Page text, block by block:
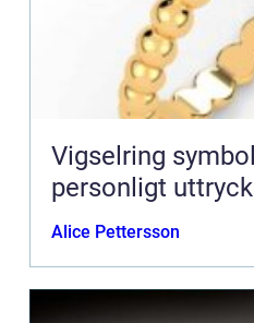
Vigselring symbol, hantverk och
personligt uttryck
Alice Pettersson